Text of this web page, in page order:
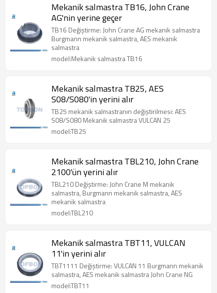
Mekanik salmastra TB16, John Crane
AG'nin yerine geçer
TB16 Değiştirme: John Crane AG mekanik salmastra
Burgmann mekanik salmastra, AES mekanik
salmastra
model:Mekanik salmastra TB16
Mekanik salmastra TB25, AES
S08/S080'in yerini alır
TB25 mekanik salmastranın değiştirilmesi: AES
S08/S080 Mekanik salmastra VULCAN 25
model:TB25
Mekanik salmastra TBL210, John Crane
2100'ün yerini alır
TBL210 Değiştirme: John Crane M mekanik
salmastra, Burgmann mekanik salmastra, AES
mekanik salmastra
model:TBL210
Mekanik salmastra TBT11, VULCAN
11'in yerini alır
TBT1111 Değiştirme: VULCAN 11 Burgmann mekanik
salmastra, AES mekanik salmastra John Crane NG
model:TBT11